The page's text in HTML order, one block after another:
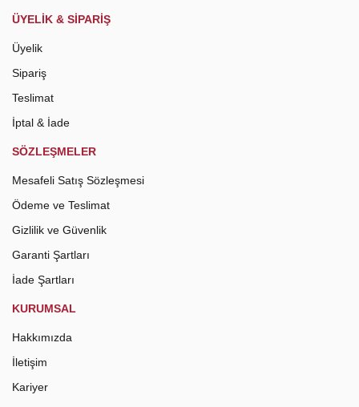
ÜYELİK & SİPARİŞ
Üyelik
Sipariş
Teslimat
İptal & İade
SÖZLEŞMELER
Mesafeli Satış Sözleşmesi
Ödeme ve Teslimat
Gizlilik ve Güvenlik
Garanti Şartları
İade Şartları
KURUMSAL
Hakkımızda
İletişim
Kariyer